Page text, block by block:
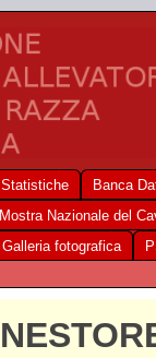
Banca
Nazionale del
Galleria fotografica